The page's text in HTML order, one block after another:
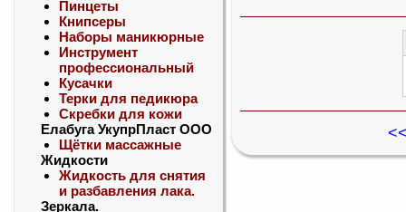
Пинцеты
Книпсеры
Наборы маникюрные
Инструмент
профессиональный
Кусачки
Терки для педикюра
Скребки для кожи
Елабуга УкупрПласт ООО
Щётки массажные
Жидкости
Жидкость для снятия
и разбавления лака.
Зеркала.